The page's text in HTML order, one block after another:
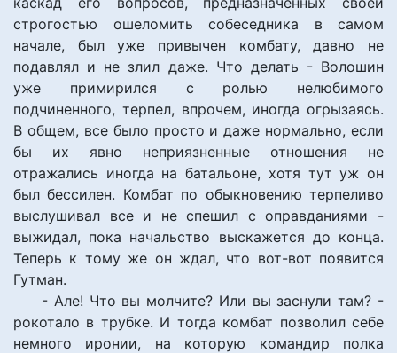
строгостью ошеломить собеседника в самом
начале, был уже привычен комбату, давно не
подавлял и не злил даже. Что делать - Волошин
уже примирился с ролью нелюбимого
подчиненного, терпел, впрочем, иногда огрызаясь.
В общем, все было просто и даже нормально, если
бы их явно неприязненные отношения не
отражались иногда на батальоне, хотя тут уж он
был бессилен. Комбат по обыкновению терпеливо
выслушивал все и не спешил с оправданиями -
выжидал, пока начальство выскажется до конца.
Теперь к тому же он ждал, что вот-вот появится
Гутман.
- Але! Что вы молчите? Или вы заснули там? -
рокотало в трубке. И тогда комбат позволил себе
немного иронии, на которую командир полка